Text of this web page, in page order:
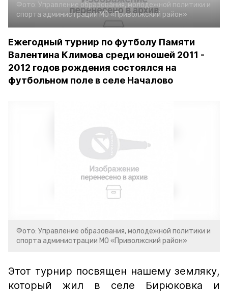
Фото: Управление образования, молодежной политики и
спорта администрации МО «Приволжский район»
Ежегодный турнир по футболу Памяти
Валентина Климова среди юношей 2011 -
2012 годов рождения состоялся на
футбольном поле в селе Началово
Фото: Управление образования, молодежной политики и
спорта администрации МО «Приволжский район»
Этот турнир посвящен нашему земляку,
который жил в селе Бирюковка и